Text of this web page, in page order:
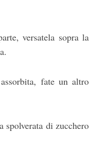
versatela sopra la
fate un altro
di zucchero